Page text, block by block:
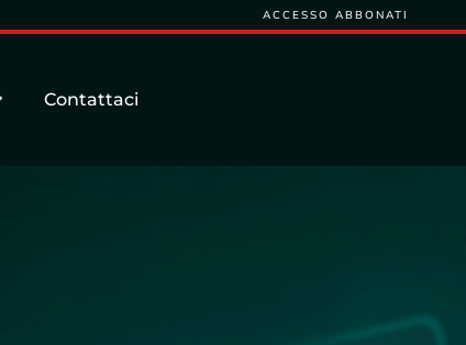
ACCESSO ABBONATI
Contattaci